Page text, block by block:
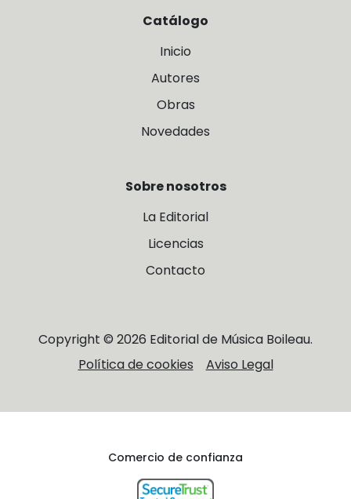
Catálogo
Inicio
Autores
Obras
Novedades
Sobre nosotros
La Editorial
Licencias
Contacto
Copyright © 2026 Editorial de Música Boileau.
Política de cookies
Aviso Legal
Comercio de confianza